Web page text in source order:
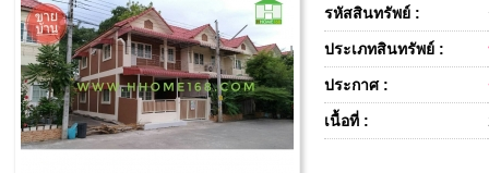
รหัสสินทรัพย์ :
ประเภทสินทรัพย์ :
ประกาศ :
เนื้อที่ :